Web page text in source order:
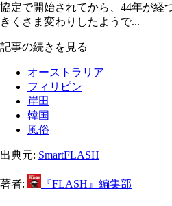
協定で開始されてから、44年が経
きくさま変わりしたようで...
記事の続きを見る
オーストラリア
フィリピン
岸田
韓国
風俗
出典元: SmartFLASH
著者: 『FLASH』編集部